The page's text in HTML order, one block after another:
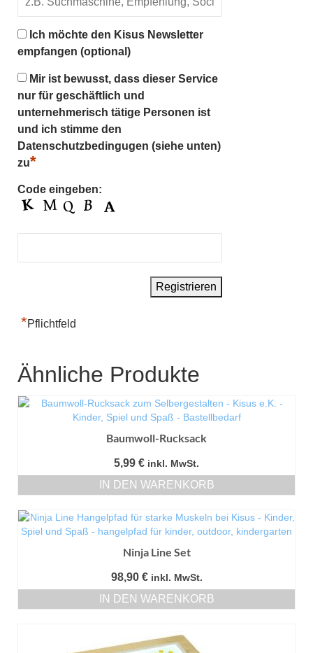
Ich möchte den Kisus Newsletter
empfangen (optional)
Mir ist bewusst, dass dieser Service
nur für geschäftlich und
unternehmerisch tätige Personen ist
und ich stimme den
Datenschutzbedingugen (siehe unten)
zu*
Code eingeben:
*Pflichtfeld
Ähnliche Produkte
Baumwoll-Rucksack
5,99 € inkl. MwSt.
IN DEN WARENKORB
Ninja Line Set
98,90 € inkl. MwSt.
IN DEN WARENKORB